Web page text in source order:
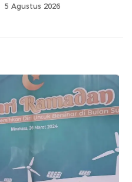
5 Agustus 2026